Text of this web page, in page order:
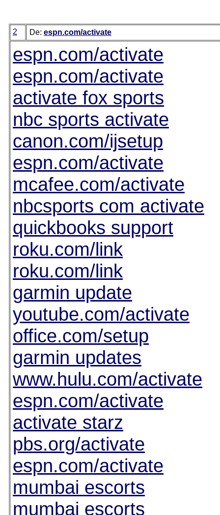
2 De: espn.com/activate
espn.com/activate
espn.com/activate
activate fox sports
nbc sports activate
canon.com/ijsetup
espn.com/activate
mcafee.com/activate
nbcsports com activate
quickbooks support
roku.com/link
roku.com/link
garmin update
youtube.com/activate
office.com/setup
garmin updates
www.hulu.com/activate
espn.com/activate
activate starz
pbs.org/activate
espn.com/activate
mumbai escorts
mumbai escorts